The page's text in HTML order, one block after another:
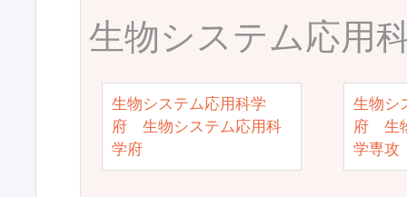
生物システム応用
生物システム応用科学
府 生物システム応用科
学府
生物シ
府 生
学専攻